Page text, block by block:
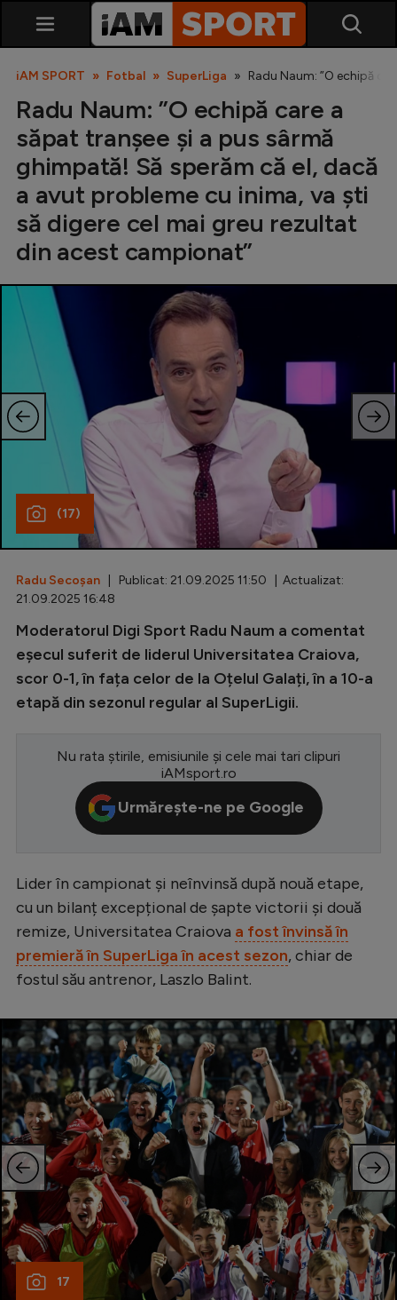
SuperLiga
Liga 2
Cupa României
Echipa Națională
Fotbal feminin
Diverse
Inedit
Clasamente
Champions League
Europa League
Conference League
Premier League
LaLiga
Serie A
Ligue 1
Campionate
Starurile fotbalului
EURO 2024
Stranieri
Clasamente
Tenis
Handbal
Natație
Formula 1
Gimnastică
iAM SPORT Fotbal SuperLiga Radu Naum: ”O echipă
Radu Naum: ”O echipă care a
săpat tranșee și a pus sârmă
ghimpată! Să sperăm că el, dacă
a avut probleme cu inima, va ști
să digere cel mai greu rezultat
din acest campionat”
(17)
Radu Secoșan | Publicat: 21.09.2025 11:50 | Actualizat:
21.09.2025 16:48
Moderatorul Digi Sport Radu Naum a comentat
eșecul suferit de liderul Universitatea Craiova,
scor 0-1, în fața celor de la Oțelul Galați, în a 10-a
etapă din sezonul regular al SuperLigii.
Nu rata știrile, emisiunile și cele mai tari clipuri
iAMsport.ro
Urmărește-ne pe Google
Lider în campionat și neînvinsă după nouă etape,
cu un bilanț excepțional de șapte victorii și două
remize, Universitatea Craiova a fost învinsă în
premieră în SuperLiga în acest sezon, chiar de
fostul său antrenor, Laszlo Balint.
17